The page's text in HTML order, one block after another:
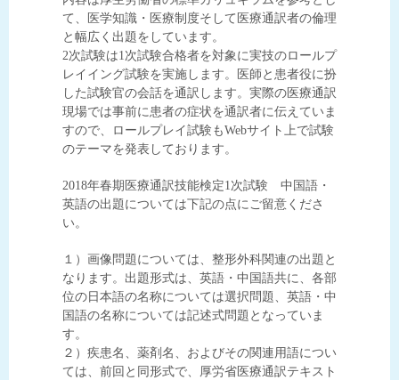
て、医学知識・医療制度そして医療通訳者の倫理
と幅広く出題をしています。
2次試験は1次試験合格者を対象に実技のロールプ
レイイング試験を実施します。医師と患者役に扮
した試験官の会話を通訳します。実際の医療通訳
現場では事前に患者の症状を通訳者に伝えていま
すので、ロールプレイ試験もWebサイト上で試験
のテーマを発表しております。
2018年春期医療通訳技能検定1次試験 中国語・
英語の出題については下記の点にご留意くださ
い。
１）画像問題については、整形外科関連の出題と
なります。出題形式は、英語・中国語共に、各部
位の日本語の名称については選択問題、英語・中
国語の名称については記述式問題となっていま
す。
２）疾患名、薬剤名、およびその関連用語につい
ては、前回と同形式で、厚労省医療通訳テキスト